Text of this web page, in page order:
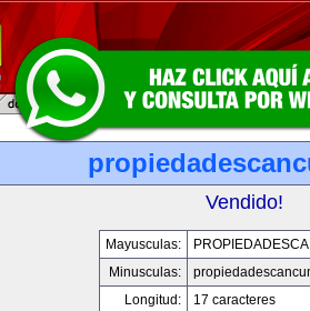
Vendido!
Mayusculas:
Minusculas:
Longitud:
17 caracteres